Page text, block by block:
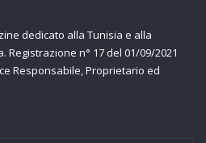
dedicato alla Tunisia e alla
Registrazione n° 17 del 01/09/2021
Responsabile, Proprietario ed